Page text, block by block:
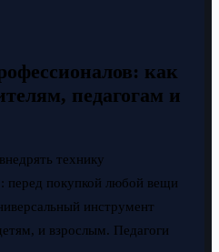
как
педагогам и
технику
перед покупкой любой вещи
инструмент
и взрослым. Педагоги